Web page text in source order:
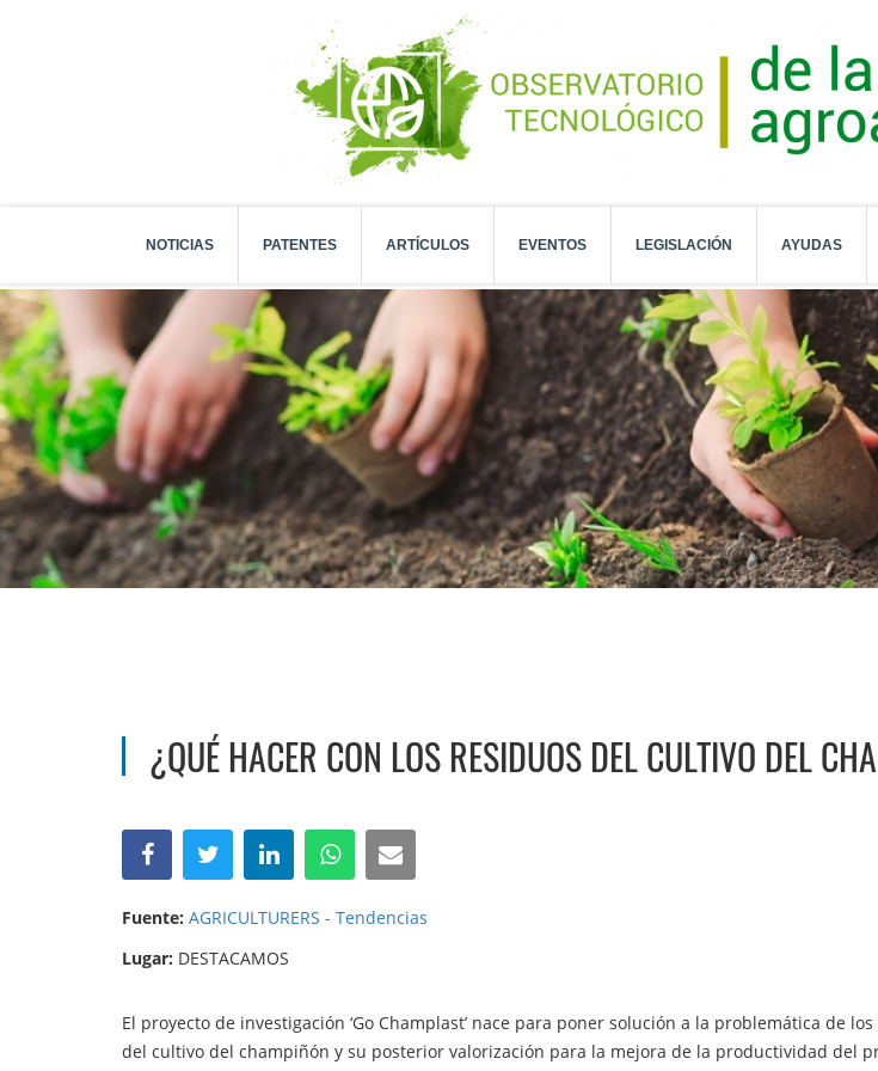
NOTICIAS PATENTES ARTÍCULOS EVENTOS LEGISLACIÓN AYUDAS
¿QUÉ HACER CON LOS RESIDUOS DEL CULTIVO DEL
Fuente: AGRICULTURERS - Tendencias
Lugar: DESTACAMOS
El proyecto de investigación ‘Go Champlast’ nace para poner solución a la problemática de
del cultivo del champiñón y su posterior valorización para la mejora de la productividad del